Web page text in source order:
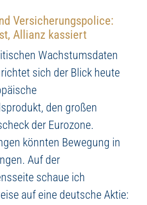
Versicherungspolice:
Allianz kassiert
Wachstumsdaten
sich der Blick heute
den großen
der Eurozone.
könnten Bewegung in
Auf der
schaue ich
auf eine deutsche Aktie: